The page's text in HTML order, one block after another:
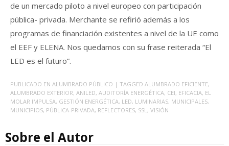
de un mercado piloto a nivel europeo con participación
pública- privada. Merchante se refirió además a los
programas de financiación existentes a nivel de la UE como
el EEF y ELENA. Nos quedamos con su frase reiterada “El
LED es el futuro”.
PUBLICADO EN ALUMBRADO PÚBLICO | TAGGED ALUMBRADO EFICIENTE,
ALUMBRADO EXTERIOR, ANILED, AUDITORÍA ENERGÉTICA, CEI, EFICACIA, EL
MOLAR IMPULSA, GESTIÓN ENERGÉTICA, LED, LUMINARIAS, MUNICIPALES,
MUNICIPIOS, PÚBLICA-PRIVADA, REFLECTORES, SSL , VISIÓN
Sobre el Autor